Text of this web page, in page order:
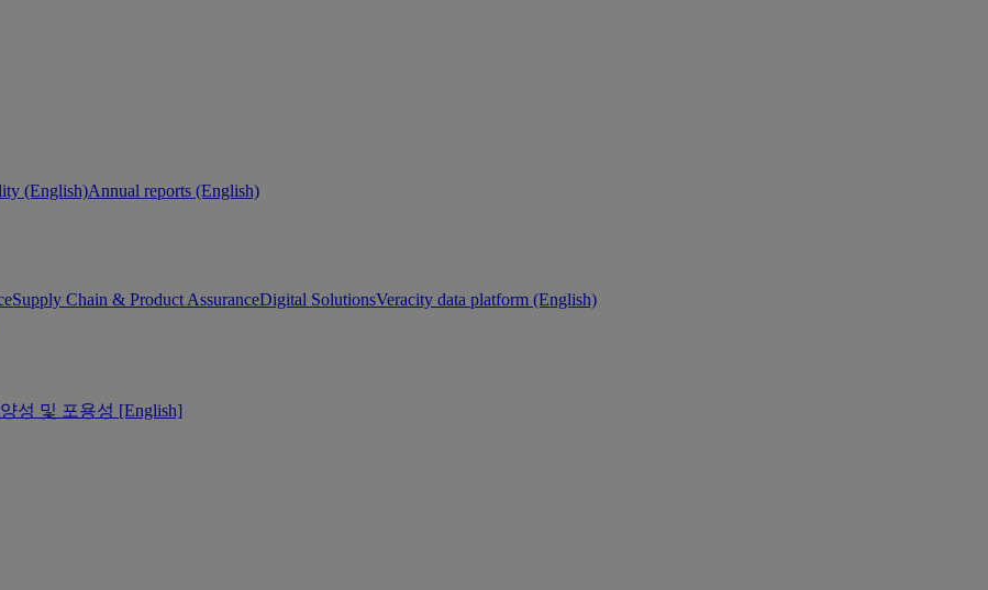
(English)Annual reports (English)
Supply Chain & Product AssuranceDigital SolutionsVeracity data platform (English)
성 및 포용성 [English]